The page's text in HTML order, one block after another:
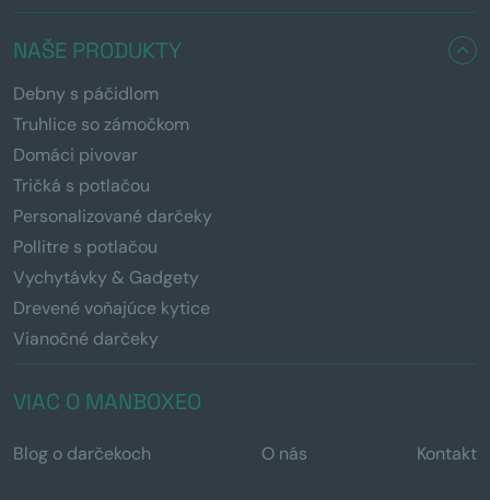
NAŠE PRODUKTY
Debny s páčidlom
Truhlice so zámočkom
Domáci pivovar
Tričká s potlačou
Personalizované darčeky
Pollitre s potlačou
Vychytávky & Gadgety
Drevené voňajúce kytice
Vianočné darčeky
VIAC O MANBOXEO
Blog o darčekoch O nás Kontakt